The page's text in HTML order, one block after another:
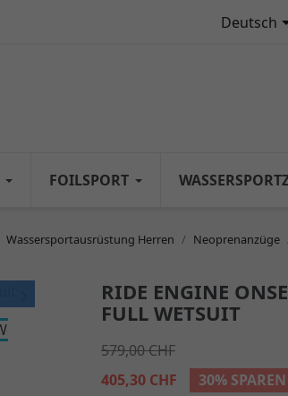
Deutsch
FOILSPORT
Wassersportausrüstung Herren Neoprenanzüge
RIDE ENGINE
FULL WETSUIT
579,00 CHF
405,30 CHF
30% SPAREN